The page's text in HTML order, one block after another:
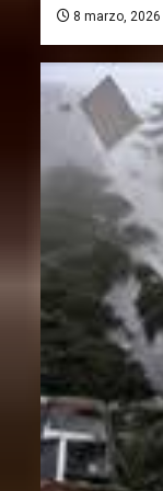
8 marzo, 2026